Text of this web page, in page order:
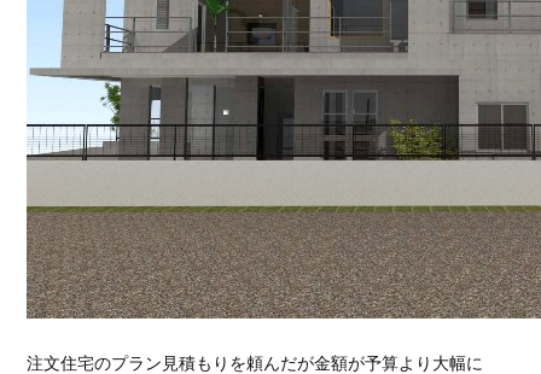
注文住宅のプラン見積もりを頼んだが金額が予算より大幅に